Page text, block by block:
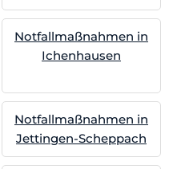
Notfallmaßnahmen in
Ichenhausen
Notfallmaßnahmen in
Jettingen-Scheppach